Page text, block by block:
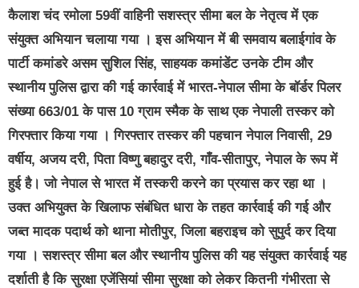
कैलाश चंद रमोला 59वीं वाहिनी सशस्त्र सीमा बल के नेतृत्व में एक
संयुक्त अभियान चलाया गया । इस अभियान में बी समवाय बलाईगांव के
पार्टी कमांडरे असम सुशिल सिंह, साहयक कमांडेंट उनके टीम और
स्थानीय पुलिस द्वारा की गई कार्रवाई में भारत-नेपाल सीमा के बॉर्डर पिलर
संख्या 663/01 के पास 10 ग्राम स्मैक के साथ एक नेपाली तस्कर को
गिरफ्तार किया गया । गिरफ्तार तस्कर की पहचान नेपाल निवासी, 29
वर्षीय, अजय दरी, पिता विष्णु बहादुर दरी, गाँव-सीतापुर, नेपाल के रूप में
हुई है। जो नेपाल से भारत में तस्करी करने का प्रयास कर रहा था ।
उक्त अभियुक्त के खिलाफ संबंधित धारा के तहत कार्रवाई की गई और
जब्त मादक पदार्थ को थाना मोतीपुर, जिला बहराइच को सुपुर्द कर दिया
गया । सशस्त्र सीमा बल और स्थानीय पुलिस की यह संयुक्त कार्रवाई यह
दर्शाती है कि सुरक्षा एजेंसियां सीमा सुरक्षा को लेकर कितनी गंभीरता से